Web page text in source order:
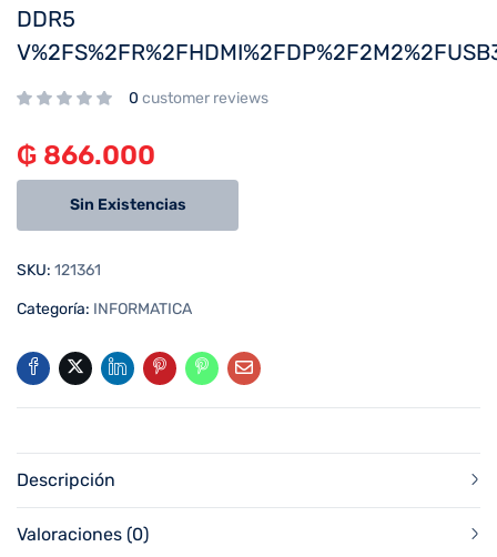
DDR5
0 customer reviews
₲ 866.000
Sin Existencias
SKU: 121361
Categoría: INFORMATICA
Descripción
Valoraciones (0)